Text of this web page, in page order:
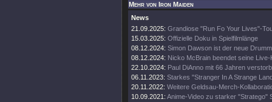
Mehr von Iron Maiden
News
21.09.2025: Grandiose "Run Fo Your Lives"-
15.03.2025: Offizielle Doku in Spielfilmlänge
08.12.2024: Simon Dawson ist der neue
08.12.2024: Nicko McBrain beendet seine Live-
22.10.2024: Paul DiAnno mit 66 Jahren
06.11.2023: Starkes "Stranger In A Strange
20.11.2022: Weitere Geldsau-Merch-
10.09.2021: Anime-Video zu starker "Stratego"